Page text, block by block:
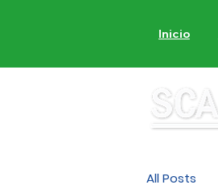
Inicio
All Posts